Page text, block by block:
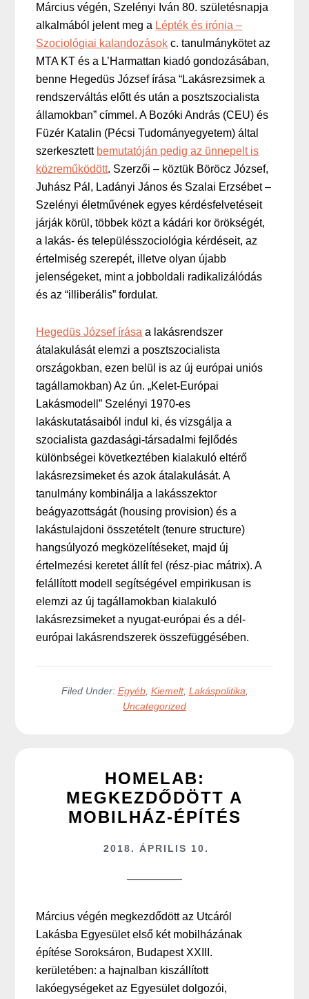
Március végén, Szelényi Iván 80. születésnapja
alkalmából jelent meg a Lépték és irónia –
Szociológiai kalandozások c. tanulmánykötet az
MTA KT és a L’Harmattan kiadó gondozásában,
benne Hegedüs József írása “Lakásrezsimek a
rendszerváltás előtt és után a posztszocialista
államokban” címmel. A Bozóki András (CEU) és
Füzér Katalin (Pécsi Tudományegyetem) által
szerkesztett bemutatóján pedig az ünnepelt is
közreműködött. Szerzői – köztük Böröcz József,
Juhász Pál, Ladányi János és Szalai Erzsébet –
Szelényi életművének egyes kérdésfelvetéseit
járják körül, többek közt a kádári kor örökségét,
a lakás- és településszociológia kérdéseit, az
értelmiség szerepét, illetve olyan újabb
jelenségeket, mint a jobboldali radikalizálódás
és az “illiberális” fordulat.
Hegedüs József írása a lakásrendszer
átalakulását elemzi a posztszocialista
országokban, ezen belül is az új európai uniós
tagállamokban) Az ún. „Kelet-Európai
Lakásmodell” Szelényi 1970-es
lakáskutatásaiból indul ki, és vizsgálja a
szocialista gazdasági-társadalmi fejlődés
különbségei következtében kialakuló eltérő
lakásrezsimeket és azok átalakulását. A
tanulmány kombinálja a lakásszektor
beágyazottságát (housing provision) és a
lakástulajdoni összetételt (tenure structure)
hangsúlyozó megközelítéseket, majd új
értelmezési keretet állít fel (rész-piac mátrix). A
felállított modell segítségével empirikusan is
elemzi az új tagállamokban kialakuló
lakásrezsimeket a nyugat-európai és a dél-
európai lakásrendszerek összefüggésében.
Filed Under: Egyéb, Kiemelt, Lakáspolitika
Uncategorized
HOMELAB:
MEGKEZDŐDÖTT A
MOBILHÁZ-ÉPÍTÉS
2018. ÁPRILIS 10.
Március végén megkezdődött az Utcáról
Lakásba Egyesület első két mobilházának
építése Soroksáron, Budapest XXIII.
kerületében: a hajnalban kiszállított
lakóegységeket az Egyesület dolgozói,